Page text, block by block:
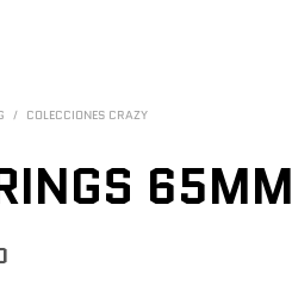
/ COLECCIONES CRAZY
65MM